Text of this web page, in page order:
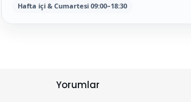
Hafta içi & Cumartesi 09:00–18:30
Yorumlar